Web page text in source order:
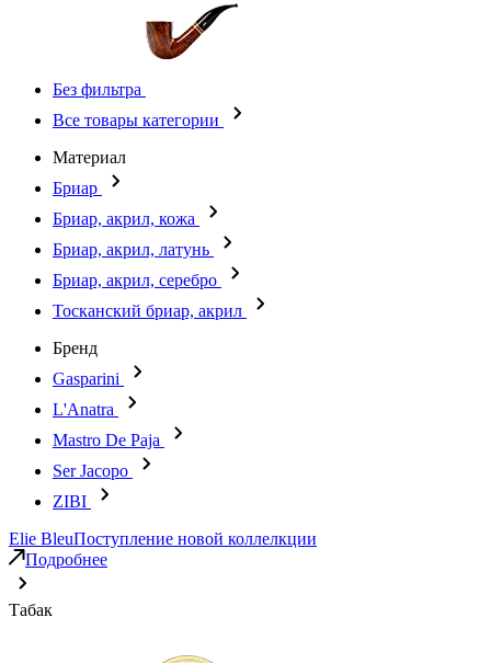
Без фильтра
Все товары категории
Материал
Бриар
Бриар, акрил, кожа
Бриар, акрил, латунь
Бриар, акрил, серебро
Тосканский бриар, акрил
Бренд
Gasparini
L'Anatra
Mastro De Paja
Ser Jacopo
ZIBI
Elie BleuПоступление новой коллелкции
Подробнее
Табак